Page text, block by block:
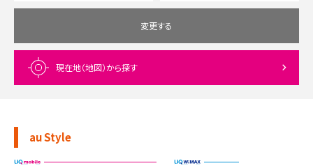
データチャージサイト
変更する
現在地（地図）から探す
au Style